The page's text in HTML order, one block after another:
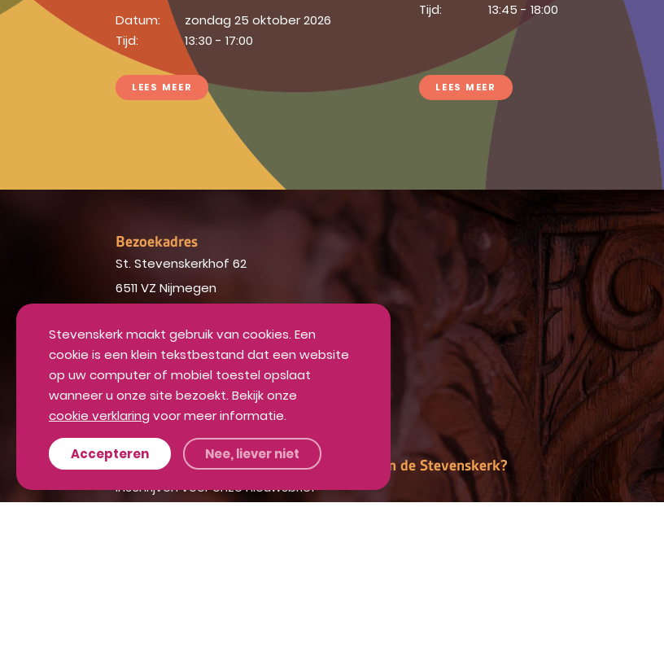
Datum:
Tijd:
zondag 25 oktober 2026
13:30 - 17:00
LEES MEER
Tijd:
13:45 - 18:00
LEES MEER
Bezoekadres
St. Stevenskerkhof 62
6511 VZ Nijmegen
info@stevenskerk.nl
Up-to-date blijven van alle mooie dingen in de Stevenskerk?
Inschrijven voor onze nieuwsbrief
Stevenskerk maakt gebruik van cookies. Een
cookie is een klein tekstbestand dat een website
op uw computer of mobiel toestel opslaat
wanneer u onze site bezoekt. Bekijk onze
cookie verklaring voor meer informatie.
Accepteren Nee, liever niet